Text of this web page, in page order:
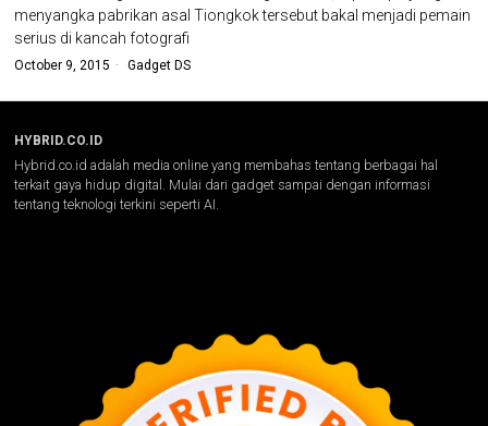
menyangka pabrikan asal Tiongkok tersebut bakal menjadi pemain
serius di kancah fotografi
October 9, 2015 Gadget DS
HYBRID.CO.ID
Hybrid.co.id adalah media online yang membahas tentang berbagai hal
terkait gaya hidup digital. Mulai dari gadget sampai dengan informasi
tentang teknologi terkini seperti AI.